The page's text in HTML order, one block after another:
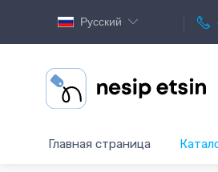
Русский
Главная страница